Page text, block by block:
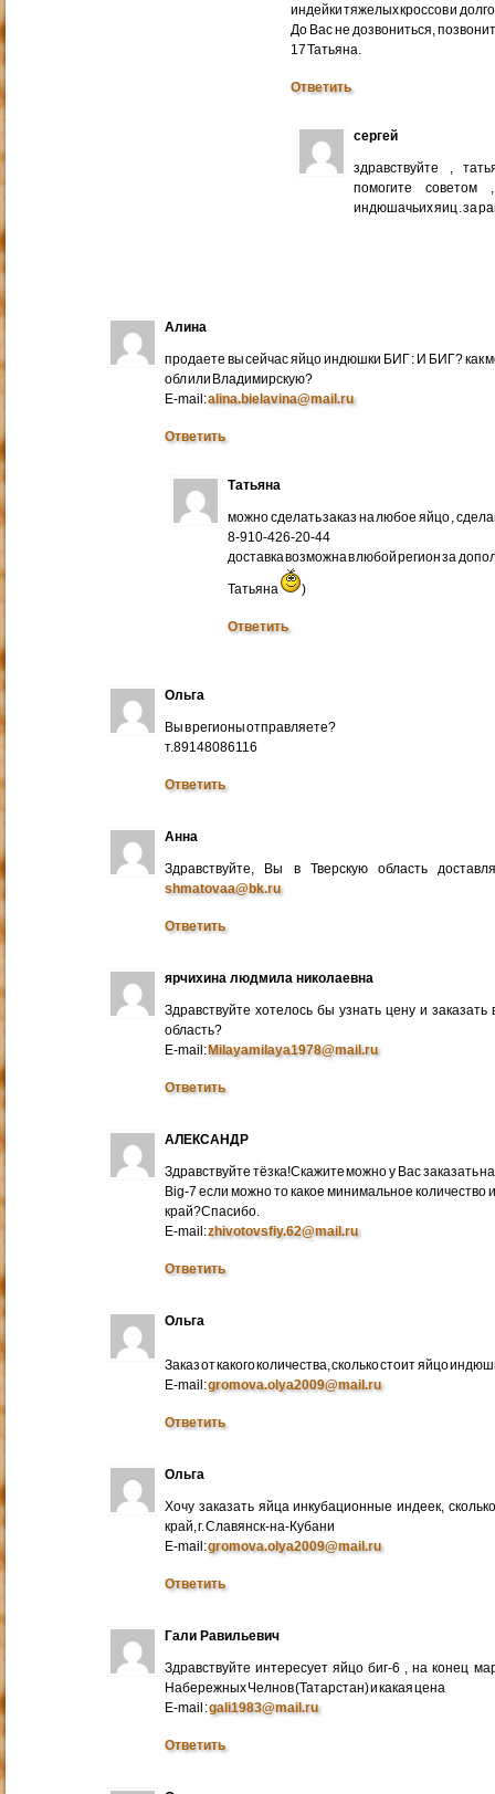
индейки тяжелых кроссов и
До Вас не дозвониться,
17 Татьяна.
Ответить
сергей
здравствуйте ,
помогите
индюшачьих яиц . за
Алина
продаете вы сейчас яйцо индюшки БИГ : И БИГ? как
обл или Владимирскую?
E-mail:alina.bielavina@mail.ru
Ответить
Татьяна
можно сделать заказ на любое яйцо ,
8-910-426-20-44
доставка возможна в любой регион за
Татьяна )
Ответить
Ольга
Вы в регионы отправляете?
т.89148086116
Ответить
Анна
Здравствуйте, Вы в Тверскую область
shmatovaa@bk.ru
Ответить
ярчихина людмила николаевна
Здравствуйте хотелось бы узнать цену и
область?
E-mail:Milayamilaya1978@mail.ru
Ответить
АЛЕКСАНДР
Здравствуйте тёзка!Скажите можно у Вас заказать
Big-7 если можно то какое минимальное количество
край?Спасибо.
E-mail:zhivotovsfiy.62@mail.ru
Ответить
Ольга
Заказ от какого количества, сколько стоит яйцо
E-mail:gromova.olya2009@mail.ru
Ответить
Ольга
Хочу заказать яйца инкубационные индеек,
край, г. Славянск-на-Кубани
E-mail:gromova.olya2009@mail.ru
Ответить
Гали Равильевич
Здравствуйте интересует яйцо биг-6 , на конец
Набережных Челнов (Татарстан) и какая цена
E-mail :gali1983@mail.ru
Ответить